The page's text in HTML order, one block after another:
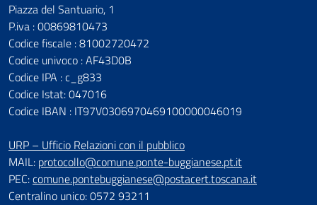
Piazza del Santuario, 1
P.iva : 00869810473
Codice fiscale : 81002720472
Codice univoco : AF43D0B
Codice IPA : c_g833
Codice Istat: 047016
Codice IBAN : IT97V0306970469100000046019
URP – Ufficio Relazioni con il pubblico
MAIL: protocollo@comune.ponte-buggianese.pt.it
PEC:comune.pontebuggianese@postacert.toscana.it
Centralino unico: 0572 93211